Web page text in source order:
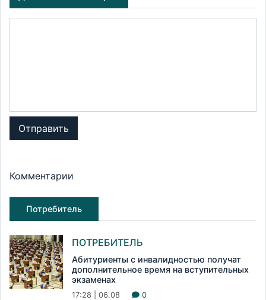
Отправить
Комментарии
Потребитель
ПОТРЕБИТЕЛЬ
Абитуриенты с инвалидностью получат
дополнительное время на вступительных
экзаменах
17:28 | 06.08 0